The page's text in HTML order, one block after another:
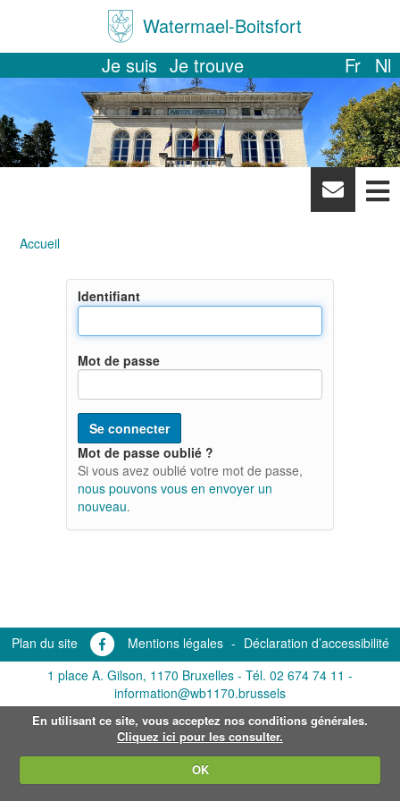
Watermael-Boitsfort
Je suis Je trouve Fr Nl
News
Accueil
Identifiant
Mot de passe
Mot de passe oublié ?
Si vous avez oublié votre mot de passe,
nous pouvons vous en envoyer un
nouveau.
Plan du site Mentions légales - Déclaration d’accessibilité
1 place A. Gilson, 1170 Bruxelles - Tél. 02 674 74 11 -
information@wb1170.brussels
En utilisant ce site, vous acceptez nos conditions générales.
Cliquez ici pour les consulter.
OK